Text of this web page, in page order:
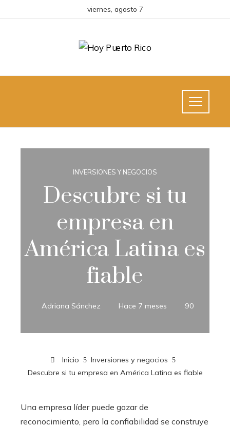
viernes, agosto 7
INVERSIONES Y NEGOCIOS
Descubre si tu
empresa en
América Latina es
fiable
Adriana Sánchez Hace 7 meses 90
Inicio
Inversiones y negocios
Descubre si tu empresa en América Latina es fiable
Una empresa líder puede gozar de
reconocimiento, pero la confiabilidad se construye